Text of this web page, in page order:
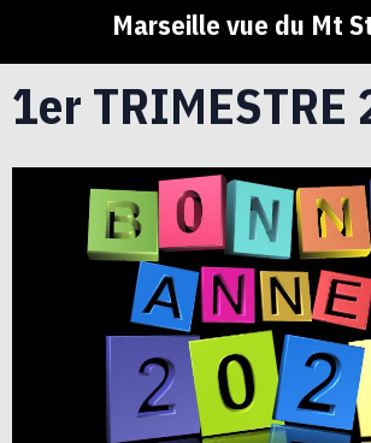
Marseille vue du Mt
1er TRIMESTRE